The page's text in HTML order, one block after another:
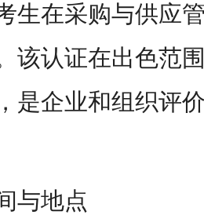
生在采购与供应
该认证在出色范
是企业和组织评
与地点